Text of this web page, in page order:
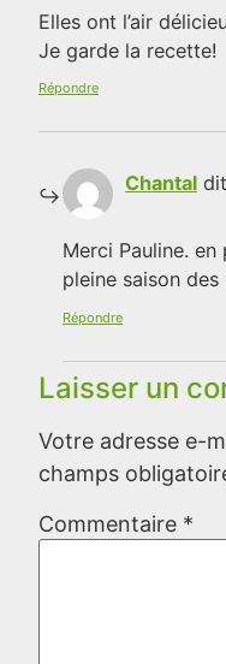
Elles ont l’air
Je garde la recette!
Répondre
Chantal
Merci Pauline. en
pleine saison
Répondre
Laisser un
Votre adresse e-
champs
Commentaire *